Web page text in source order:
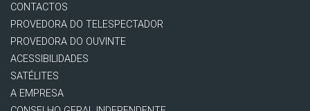
CONTACTOS
PROVEDORA DO TELESPECTADOR
PROVEDORA DO OUVINTE
ACESSIBILIDADES
SATÉLITES
A EMPRESA